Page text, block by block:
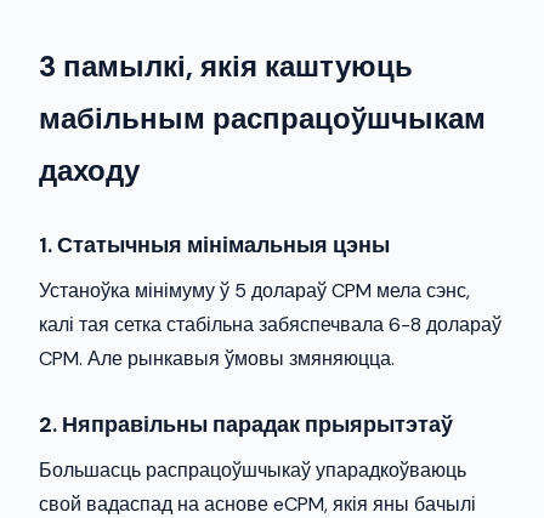
3 памылкі, якія каштуюць
мабільным распрацоўшчыкам
даходу
1. Статычныя мінімальныя цэны
Устаноўка мінімуму ў 5 долараў CPM мела сэнс,
калі тая сетка стабільна забяспечвала 6-8 долараў
CPM. Але рынкавыя ўмовы змяняюцца.
2. Няправільны парадак прыярытэтаў
Большасць распрацоўшчыкаў упарадкоўваюць
свой вадаспад на аснове eCPM, якія яны бачылі